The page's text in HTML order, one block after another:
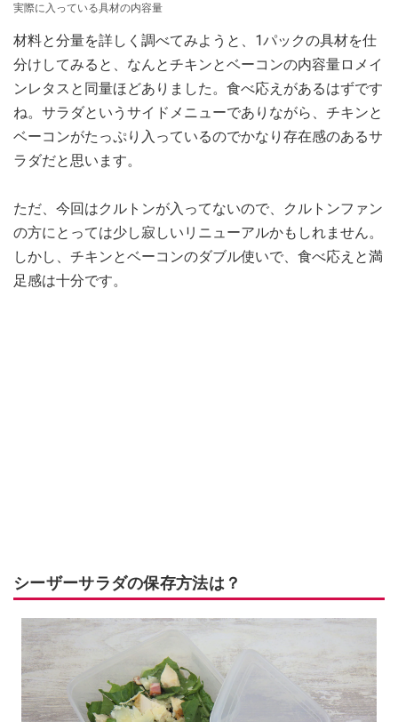
実際に入っている具材の内容量
材料と分量を詳しく調べてみようと、1パックの具材を仕
分けしてみると、なんとチキンとベーコンの内容量ロメイ
ンレタスと同量ほどありました。食べ応えがあるはずです
ね。サラダというサイドメニューでありながら、チキンと
ベーコンがたっぷり入っているのでかなり存在感のあるサ
ラダだと思います。
ただ、今回はクルトンが入ってないので、クルトンファン
の方にとっては少し寂しいリニューアルかもしれません。
しかし、チキンとベーコンのダブル使いで、食べ応えと満
足感は十分です。
シーザーサラダの保存方法は？